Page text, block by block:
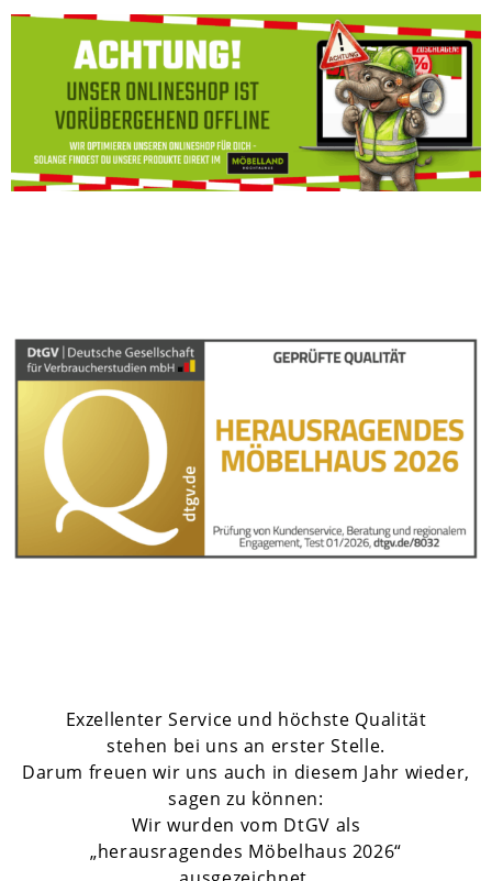
Exzellenter Service und höchste Qualität
stehen bei uns an erster Stelle.
Darum freuen wir uns auch in diesem Jahr wieder,
sagen zu können:
Wir wurden vom DtGV als
„herausragendes Möbelhaus 2026“